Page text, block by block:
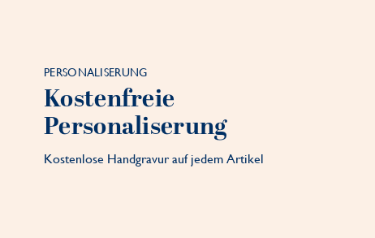
PERSONALISERUNG
Kostenfreie
Personaliserung
Kostenlose Handgravur auf jedem Artikel